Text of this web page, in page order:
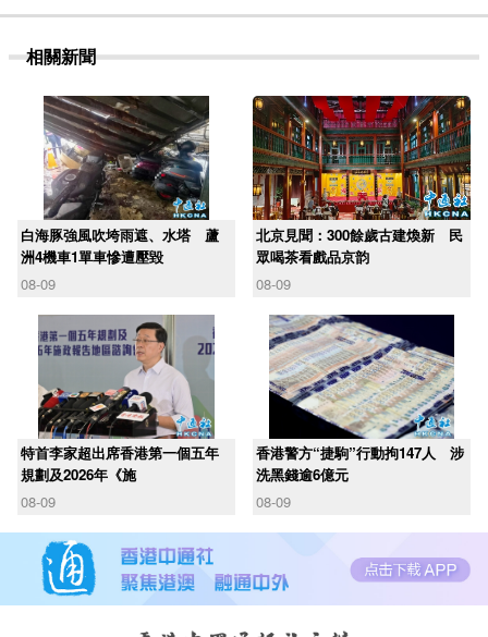
相關新聞
白海豚強風吹垮雨遮、水塔 蘆
洲4機車1單車慘遭壓毀
08-09
北京見聞：300餘歲古建煥新 民
眾喝茶看戲品京韵
08-09
​特首李家超出席香港第一個五年
規劃及2026年《施
08-09
香港警方“捷駒”行動拘147人 涉
洗黑錢逾6億元
08-09